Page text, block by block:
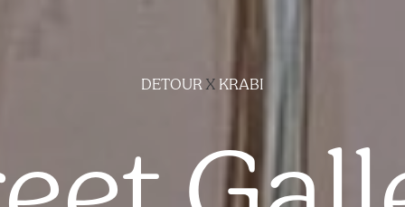
DETOURXKRABI